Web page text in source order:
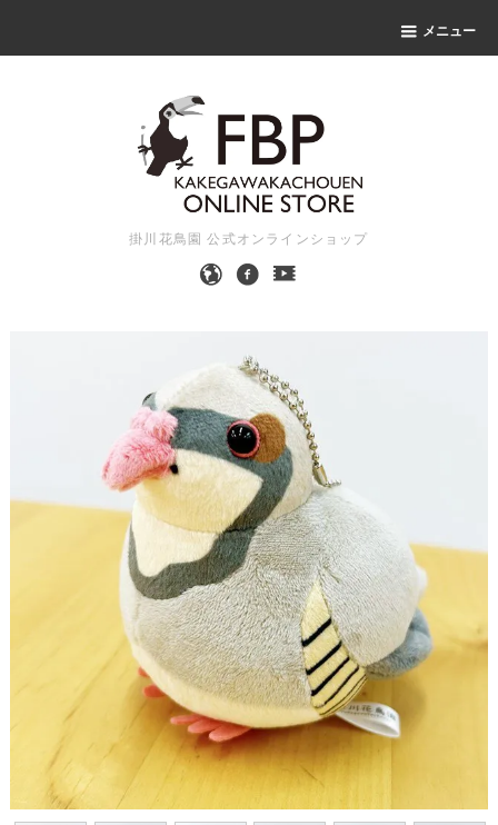
メニュー
掛川花鳥園 公式オンラインショップ